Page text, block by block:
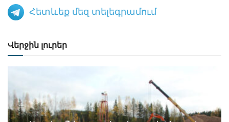
Հետևեք մեզ տելեգրամում
Վերջին լուրեր